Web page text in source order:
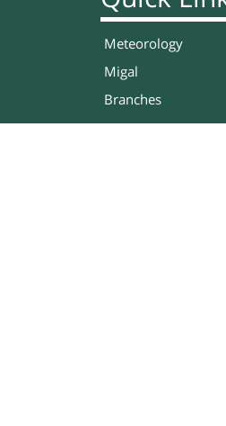
Meteorology
Migal
Branches